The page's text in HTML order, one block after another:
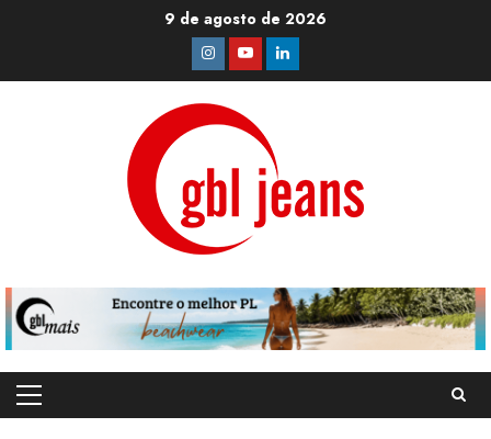
9 de agosto de 2026
Instagram
YoutubeLinkedin
Primary